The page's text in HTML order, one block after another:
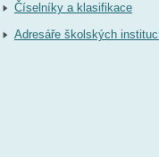
Číselníky a klasifikace
Adresáře školských